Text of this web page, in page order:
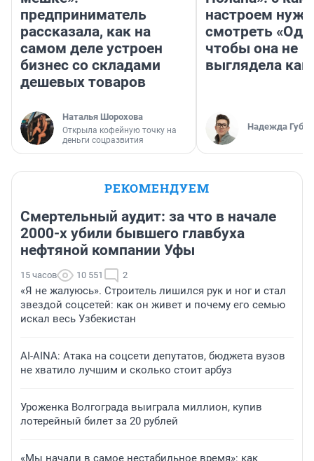
предприниматель
рассказала, как на
самом деле устроен
бизнес со складами
дешевых товаров
Наталья Шорохова
Открыла кофейную точку на
деньги соцразвития
настроем
смотреть
чтобы она не
выглядела как
Надежда
РЕКОМЕНДУЕМ
Смертельный аудит: за что в начале
2000-х убили бывшего главбуха
нефтяной компании Уфы
15 часов 10 551 2
«Я не жалуюсь». Строитель лишился рук и ног и стал
звездой соцсетей: как он живет и почему его семью
искал весь Узбекистан
AI-AINA: Атака на соцсети депутатов, бюджета вузов
не хватило лучшим и сколько стоит арбуз
Уроженка Волгограда выиграла миллион, купив
лотерейный билет за 20 рублей
«Мы начали в самое нестабильное время»: как